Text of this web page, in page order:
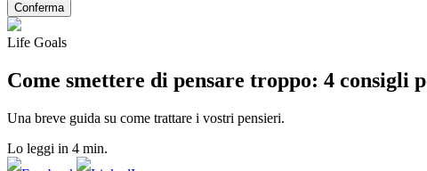
Conferma
Life Goals
Come smettere di pensare troppo: 4 consigli
Una breve guida su come trattare i vostri pensieri.
Lo leggi in 4 min.